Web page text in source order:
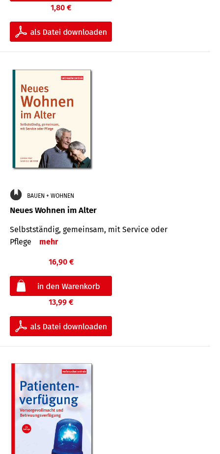
1,80 €
BAUEN + WOHNEN
Neues Wohnen im Alter
Selbstständig, gemeinsam, mit Service oder
Pflege
mehr
16,90 €
13,99 €